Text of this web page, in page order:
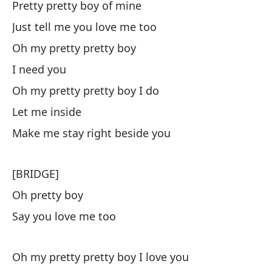
Pretty pretty boy of mine
Just tell me you love me too
Oh my pretty pretty boy
I need you
Oh my pretty pretty boy I do
Let me inside
Make me stay right beside you
[BRIDGE]
Oh pretty boy
Say you love me too
Oh my pretty pretty boy I love you